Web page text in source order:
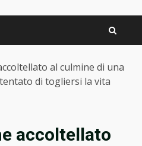
al culmine di una
di togliersi la vita
accoltellato